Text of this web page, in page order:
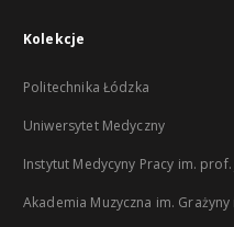
Kolekcje
Politechnika Łódzka
Uniwersytet Medyczny
Instytut Medycyny Pracy im. prof.
Akademia Muzyczna im.